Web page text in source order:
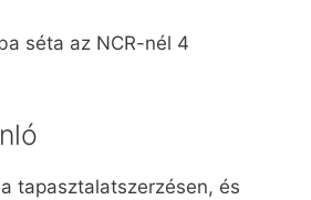
tapasztalatszerzésen, és